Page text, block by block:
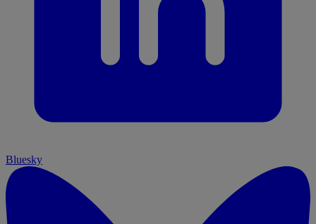
Bluesky